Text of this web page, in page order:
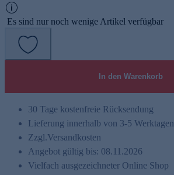
Es sind nur noch wenige Artikel verfügbar
In den Warenkorb
30 Tage kostenfreie Rücksendung
Lieferung innerhalb von 3-5 Werktagen
Zzgl.Versandkosten
Angebot gültig bis: 08.11.2026
Vielfach ausgezeichneter Online Shop